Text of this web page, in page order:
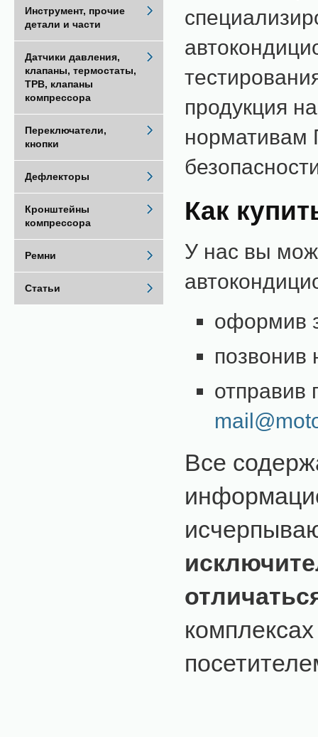
продукция
нормативам
Как
У нас вы
оформив
позвонив
отправив
Все
Инструмент, прочие
детали и части
Датчики давления,
клапаны, термостаты,
ТРВ, клапаны
компрессора
Переключатели,
кнопки
Дефлекторы
Кронштейны
компрессора
Ремни
Статьи